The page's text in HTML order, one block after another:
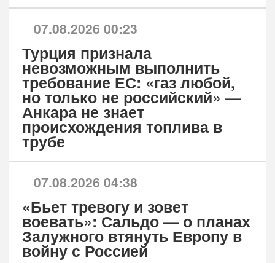
07.08.2026 00:23
Турция признала
невозможным выполнить
требование ЕС: «газ любой,
но только не российский» —
Анкара не знает
происхождения топлива в
трубе
07.08.2026 04:38
«Бьет тревогу и зовет
воевать»: Сальдо — о планах
Залужного втянуть Европу в
войну с Россией